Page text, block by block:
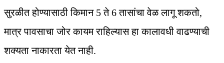
सुरळीत होण्यासाठी किमान 5 ते 6 तासांचा वेळ लागू शकतो,
मात्र पावसाचा जोर कायम राहिल्यास हा कालावधी वाढण्याची
शक्यता नाकारता येत नाही.